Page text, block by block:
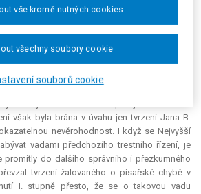
stěžovatelovo tvrzení o nevěrohodnosti
zaměstnání. Tento rozpor ve výpovědích
spisu u Městského soudu dne 18. 6. 2002.
24. 8. 2000 Janu B. netelefonoval a byl v
a vyšetřování zločinů komunismu od
však byla brána v úvahu jen tvrzení Jana B.
nevěrohodnost. I když se Nejvyšší
vadami předchozího trestního řízení, je
promítly do dalšího správního i přezkumného
tvrzení žalovaného o písařské chybě v
I. stupně přesto, že se o takovou vadu
souborů cookie
vše kromě nutných cookies
všechny soubory cookie